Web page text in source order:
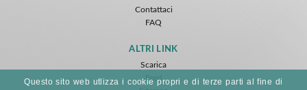
Contattaci
FAQ
ALTRI LINK
Scarica
Feed
Questo sito web utlizza i cookie propri e di terze parti al fine di